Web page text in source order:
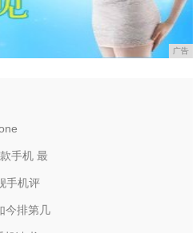
广告
手机 最
手机评
今排第几